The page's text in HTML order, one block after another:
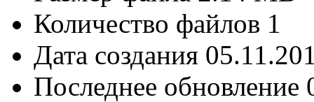
Количество файлов 1
Дата создания
Последнее обновление